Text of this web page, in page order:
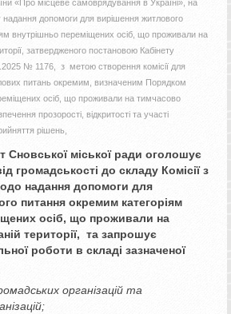
«Про місцеве самоврядування в Україні», на
допомоги для вирішення житлового
внутрішньо переміщених осіб, що проживали на
затвердженого постановою Кабінету
№ 1176, з метою створення комісії для
питань окремим, визначеним Порядком
осіб, що проживали на тимчасово
прозорості, відкритості та участі
рішень,
Сновської міської ради оголошує
громадськості до складу Комісіїз
надання допомоги для
питання окремим категоріям
осіб, що проживали на
території, та запрошує
роботи в складі зазначеної
організацій та